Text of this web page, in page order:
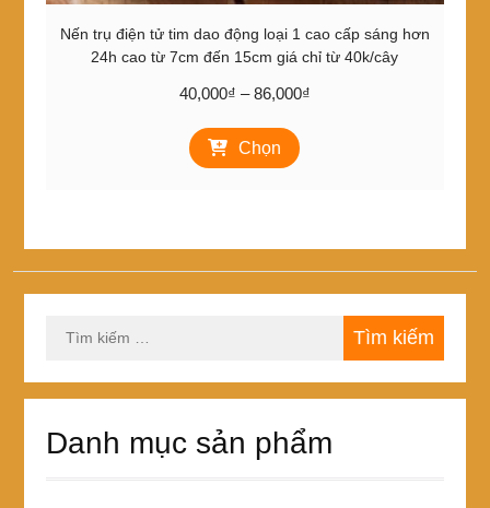
Nến trụ điện tử tim dao động loại 1 cao cấp sáng hơn
24h cao từ 7cm đến 15cm giá chỉ từ 40k/cây
40,000₫ – 86,000₫Khoảng
Chọn
phẩm
thể
được
chọn
trên
kiếm
Danh mục sản phẩm